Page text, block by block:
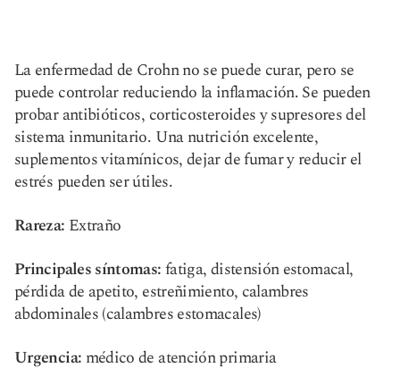
La enfermedad de Crohn no se puede curar, pero se
puede controlar reduciendo la inflamación. Se pueden
probar antibióticos, corticosteroides y supresores del
sistema inmunitario. Una nutrición excelente,
suplementos vitamínicos, dejar de fumar y reducir el
estrés pueden ser útiles.
Rareza: Extraño
Principales síntomas:fatiga, distensión estomacal,
pérdida de apetito, estreñimiento, calambres
abdominales (calambres estomacales)
Urgencia: médico de atención primaria